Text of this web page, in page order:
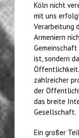
Köln nicht
mit uns
Verarbeitung
Armeniern
ist, sondern
zahlreicher
der
das breite
Gesellschaft.
Ein großer